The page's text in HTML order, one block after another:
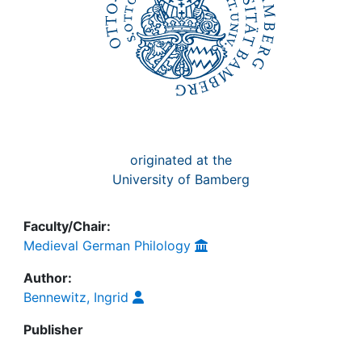
originated at the
University of Bamberg
Faculty/Chair:
Medieval German Philology
Author:
Bennewitz, Ingrid
Publisher